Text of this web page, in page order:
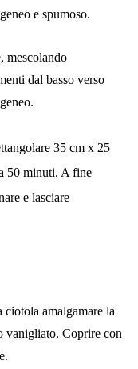
e spumoso.
mescolando
dal basso verso
35 cm x 25
50 minuti. A fine
e lasciare
amalgamare la
vanigliato. Coprire con